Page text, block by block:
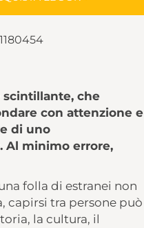
che
con attenzione e
di uno
Al minimo errore,
folla di estranei non
capirsi tra persone può
la cultura, il